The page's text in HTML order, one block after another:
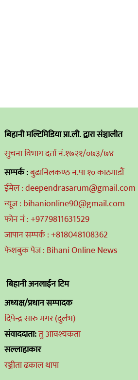
बिहानी मल्टिमिडिया प्रा.ली. द्वारा संञ्चालीत
सुचना विभाग दर्ता नं.१७२१/०७३/७४
सम्पर्क :बुढानिलकण्ठ न.पा १० काठमाडौं
ईमेल : deependrasarum@gmail.com
न्यूज : bihanionline90@gmail.com
फोन नं : +9779811631529
जापान सम्पर्क : +818048108362
फेशबुक पेज : Bihani Online News
बिहानी अनलाईन टिम
अध्यक्ष/प्रधान सम्पादक
दिपेन्द्र सारु मगर (दुर्लभ)
संवाददाता:तु-आवश्यकता
सल्लाहाकार
रञ्जीता ढकाल थापा